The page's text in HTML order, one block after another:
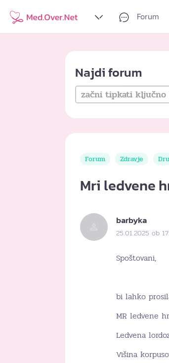
Forum
Najdi forum
Forum Zdravje
Mri ledvene
barbyka
25.01.2025 ob
Spoštovani,
bi lahko
MR ledvene
Ledvena
Višina